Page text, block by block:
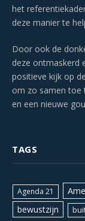
het
deze manier te
Door ook de
deze ontmaskerd
positieve kijk op
om zo samen toe
en een nieuwe
TAGS
Agenda 21
bewustzijn